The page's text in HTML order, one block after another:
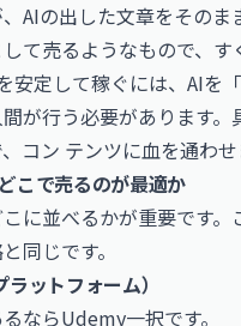
AIの出した文章をその
て売るようなもので、す
安定して稼ぐには、AIを
が行う必要があります
コン テンツに血を通わせ
こで売るのが最適か
に並べるかが重要です
同じです。
ットフォーム）
ならUdemy一択です。